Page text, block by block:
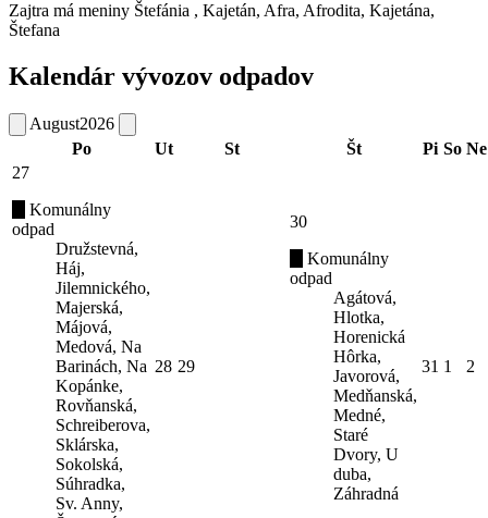
Zajtra má meniny Štefánia , Kajetán, Afra, Afrodita, Kajetána,
Štefana
Kalendár vývozov odpadov
August2026
Po
Ut St Št Pi So Ne
27
Komunálny
odpad
Družstevná,
Háj,
Jilemnického,
Majerská,
Májová,
Medová, Na
Barinách, Na
Kopánke,
Rovňanská,
Schreiberova,
Sklárska,
Sokolská,
Súhradka,
Sv. Anny,
28 29
30
Komunálny
odpad
Agátová,
Hlotka,
Horenická
Hôrka,
Javorová,
Medňanská,
Medné,
Staré
Dvory, U
duba,
Záhradná
31 1 2